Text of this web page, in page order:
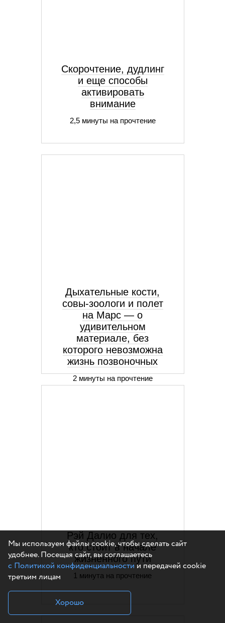
Скорочтение, дудлинг
и еще способы
активировать
внимание
2,5 минуты на прочтение
Дыхательные кости,
совы-зоологи и полет
на Марс — о
удивительном
материале, без
которого невозможна
жизнь позвоночных
2 минуты на прочтение
Рэй Далио для тех,
кто стоит в начале
жизненного пути
1 минута на прочтение
Мы используем файлы cookie, чтобы сделать сайт
удобнее. Посещая сайт, вы соглашаетесь
с Политикой конфиденциальностии передачей cookie
третьим лицам
Хорошо